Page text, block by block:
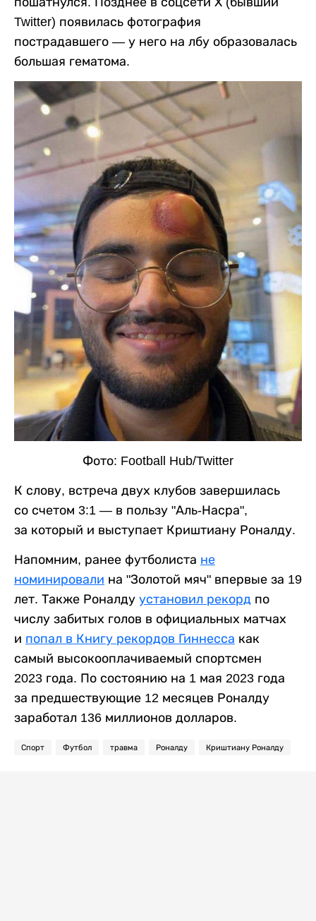
Twitter) появилась фотография
пострадавшего — у него на лбу образовалась
большая гематома.
Фото: Football Hub/Twitter
К слову, встреча двух клубов завершилась
со счетом 3:1 — в пользу "Аль-Насра",
за который и выступает Криштиану Роналду.
Напомним, ранее футболиста не
номинировали на "Золотой мяч" впервые за 19
лет. Также Роналду установил рекорд по
числу забитых голов в официальных матчах
и попал в Книгу рекордов Гиннесса как
самый высокооплачиваемый спортсмен
2023 года. По состоянию на 1 мая 2023 года
за предшествующие 12 месяцев Роналду
заработал 136 миллионов долларов.
Спорт Футбол травма Роналду Криштиану Роналду